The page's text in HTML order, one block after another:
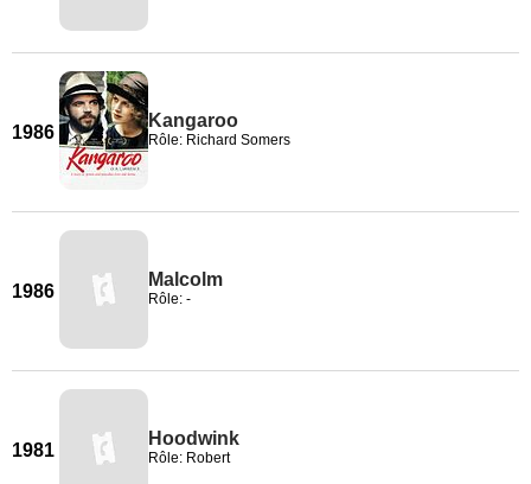
1986
Kangaroo
Rôle: Richard Somers
1986
Malcolm
Rôle: -
1981
Hoodwink
Rôle: Robert